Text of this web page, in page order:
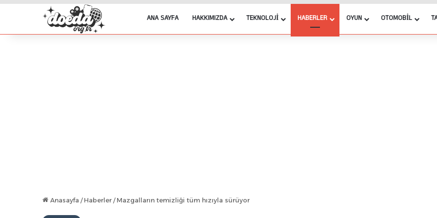
ANA SAYFA HAKKIMIZDA TEKNOLOJI HABERLER OYUN OTOMOBIL
Anasayfa / Haberler / Mazgalların temizliği tüm hızıyla sürüyor